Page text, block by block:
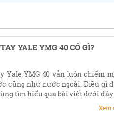
YALE YMG 40 CÓ GÌ?
Yale YMG 40 vẫn luôn chiếm
cũng như nước ngoài. Điều gì
tìm hiểu qua bài viết dưới
Xem